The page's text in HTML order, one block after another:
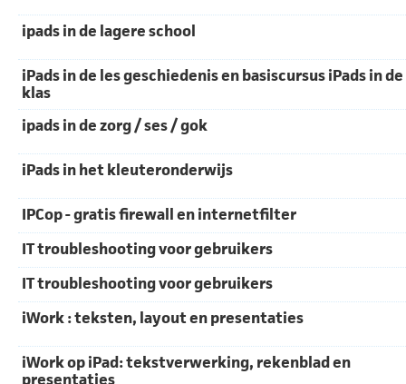
ipads in de lagere school
iPads in de les geschiedenis en basiscursus iPads in de
klas
ipads in de zorg / ses / gok
iPads in het kleuteronderwijs
IPCop - gratis firewall en internetfilter
IT troubleshooting voor gebruikers
IT troubleshooting voor gebruikers
iWork : teksten, layout en presentaties
iWork op iPad: tekstverwerking, rekenblad en
presentaties